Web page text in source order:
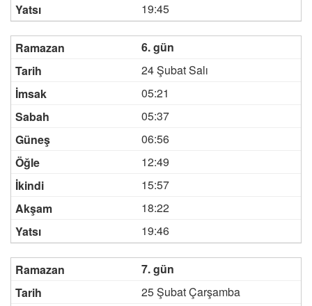
19:45
6. gün
24 Şubat Salı
05:21
05:37
06:56
12:49
15:57
18:22
19:46
7. gün
25 Şubat Çarşamba